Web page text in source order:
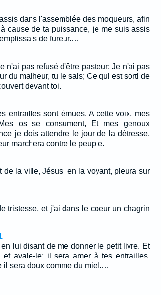
dans l'assemblée des moqueurs, afin
cause de ta puissance, je me suis assis
de fureur.…
n'ai pas refusé d'être pasteur; Je n'ai pas
du malheur, tu le sais; Ce qui est sorti de
devant toi.
entrailles sont émues. A cette voix, mes
os se consument, Et mes genoux
je dois attendre le jour de la détresse,
marchera contre le peuple.
de la ville, Jésus, en la voyant, pleura sur
tristesse, et j'ai dans le coeur un chagrin
lui disant de me donner le petit livre. Et
et avale-le; il sera amer à tes entrailles,
il sera doux comme du miel.…